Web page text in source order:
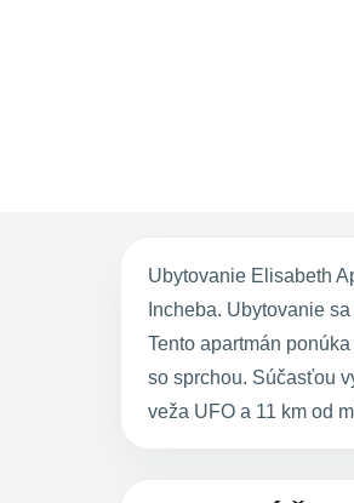
Ubytovanie Elisabeth
Incheba. Ubytovanie
Tento apartmán
so sprchou. Súčasťou
veža UFO a 11 km od